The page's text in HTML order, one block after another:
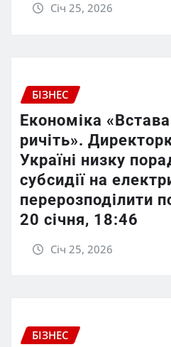
Січ 25, 2026
БІЗНЕС
Економіка
ричіть».
Україні низку
субсидії на
перерозподілити
20 січня, 18:46
Січ 25, 2026
БІЗНЕС